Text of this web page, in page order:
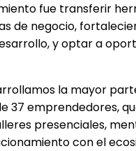
fue transferir
de negocio,
y optar a
la mayor
emprendedores,
presenciales,
con el